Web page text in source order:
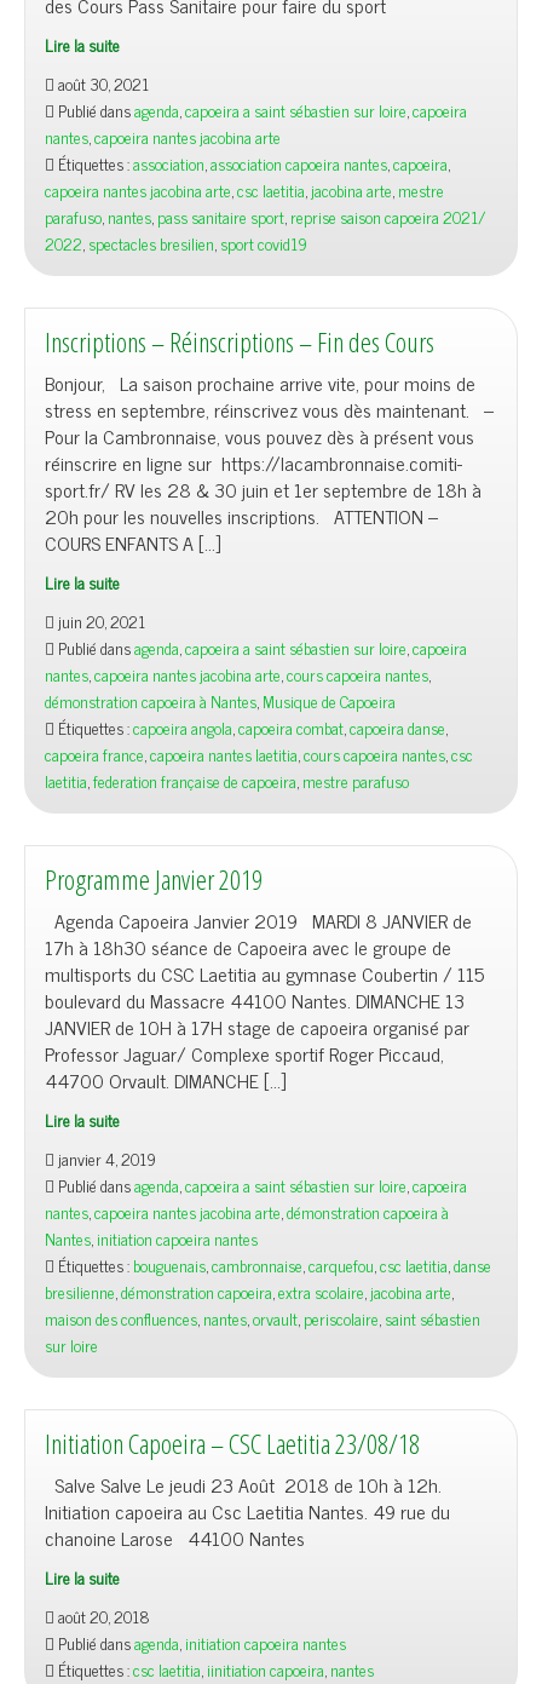
Lire la suite
août 30, 2021
Publié dansagenda,capoeira a saint sébastien sur loire,capoeira
nantes,capoeira nantes jacobina arte
Étiquettes :association,association capoeira nantes,capoeira,
capoeira nantes jacobina arte,csc laetitia,jacobina arte,mestre
parafuso,nantes,pass sanitaire sport,reprise saison capoeira 2021/
2022,spectacles bresilien,sport covid19
Inscriptions – Réinscriptions – Fin des Cours
Bonjour, La saison prochaine arrive vite, pour moins de
stress en septembre, réinscrivez vous dès maintenant. –
Pour la Cambronnaise, vous pouvez dès à présent vous
réinscrire en ligne sur https://lacambronnaise.comiti-
sport.fr/ RV les 28 & 30 juin et 1er septembre de 18h à
20h pour les nouvelles inscriptions. ATTENTION –
COURS ENFANTS A […]
Lire la suite
juin 20, 2021
Publié dansagenda,capoeira a saint sébastien sur loire,capoeira
nantes,capoeira nantes jacobina arte,cours capoeira nantes,
démonstration capoeira à Nantes,Musique de Capoeira
Étiquettes :capoeira angola,capoeira combat,capoeira danse,
capoeira france,capoeira nantes laetitia,cours capoeira nantes,csc
laetitia,federation française de capoeira,mestre parafuso
Programme Janvier 2019
Agenda Capoeira Janvier 2019 MARDI 8 JANVIER de
17h à 18h30 séance de Capoeira avec le groupe de
multisports du CSC Laetitia au gymnase Coubertin / 115
boulevard du Massacre 44100 Nantes. DIMANCHE 13
JANVIER de 10H à 17H stage de capoeira organisé par
Professor Jaguar/ Complexe sportif Roger Piccaud,
44700 Orvault. DIMANCHE […]
Lire la suite
janvier 4, 2019
Publié dansagenda,capoeira a saint sébastien sur loire,capoeira
nantes,capoeira nantes jacobina arte,démonstration capoeira à
Nantes,initiation capoeira nantes
Étiquettes :bouguenais,cambronnaise,carquefou,csc laetitia,danse
bresilienne,démonstration capoeira,extra scolaire,jacobina arte,
maison des confluences,nantes,orvault,periscolaire,saint sébastien
sur loire
Initiation Capoeira – CSC Laetitia 23/08/18
Salve Salve Le jeudi 23 Août 2018 de 10h à 12h.
Initiation capoeira au Csc Laetitia Nantes. 49 rue du
chanoine Larose 44100 Nantes
Lire la suite
août 20, 2018
Publié dansagenda,initiation capoeira nantes
Étiquettes :csc laetitia,iinitiation capoeira,nantes